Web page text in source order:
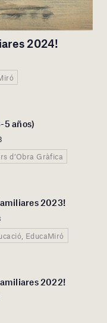
2024!
5 años)
d’Obra Gràfica
2023!
EducaMiró
2022!